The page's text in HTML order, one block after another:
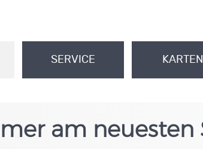
SERVICE KARTEN
am neuesten